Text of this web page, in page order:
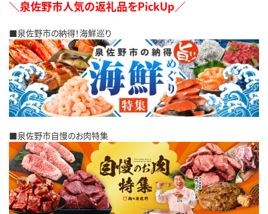
＼泉佐野市人気の返礼品をPickUp／
■泉佐野市の納得！海鮮巡り
■泉佐野市自慢のお肉特集